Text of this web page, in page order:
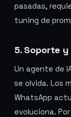
pasadas,
tuning de
5. Soporte
Un agente de
se olvida. Los
WhatsApp
evoluciona.